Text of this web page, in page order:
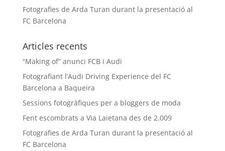
Fotografies de Arda Turan durant la presentació al
FC Barcelona
Articles recents
“Making of” anunci FCB i Audi
Fotografiant l’Audi Driving Experience del FC
Barcelona a Baqueira
Sessions fotogràfiques per a bloggers de moda
Fent escombrats a Via Laietana des de 2.009
Fotografies de Arda Turan durant la presentació al
FC Barcelona